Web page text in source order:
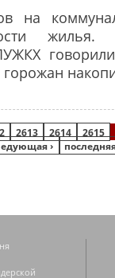
на
2613 2614
2615
›